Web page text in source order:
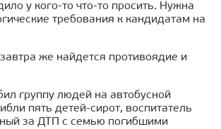
у кого-то что-то просить. Нужна
требования к кандидатам на
же найдется противоядие и
группу людей на автобусной
пять детей-сирот, воспитатель
за ДТП с семью погибшими